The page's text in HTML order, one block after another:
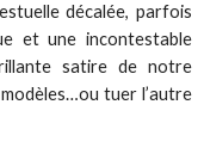
décalée, parfois
et une incontestable
satire de notre
tuer l’autre